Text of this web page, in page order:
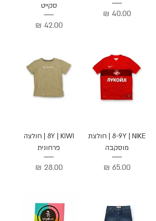
מחיר
סקייט
מחיר
8-9Y | NIKE | חולצת
מוסקבה
מחיר
8Y | KIWI | חולצה
פרחונית
מחיר